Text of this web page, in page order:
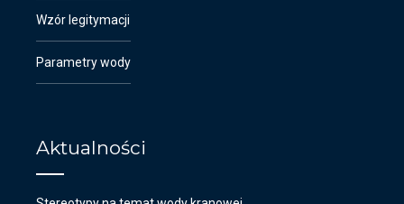
Wzór legitymacji
Parametry wody
Aktualności